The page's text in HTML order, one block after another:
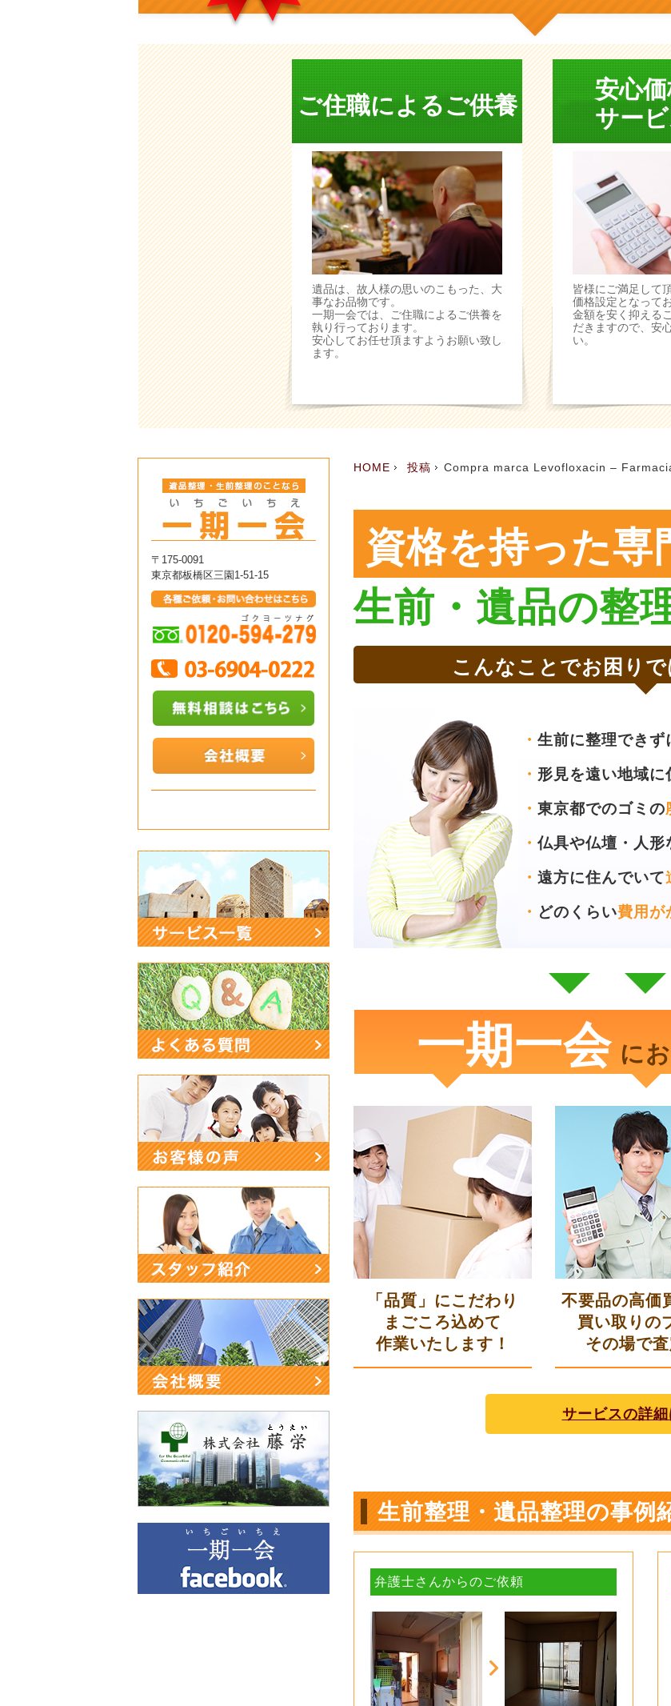
ご住職によるご供養
遺品は、故人様の思いのこもった、大
事なお品物です。
一期一会では、ご住職によるご供養を
執り行っております。
安心してお任せ頂ますようお願い致し
ます。
安心
サー
皆様にご満足して
価格設定となって
金額を安く抑える
だきますので、安
い。
〒175-0091
東京都板橋区三園1-51-15
HOME 投稿 Compra marca Levofloxacin –
資格を持った専
生前・遺品の整
こんなことでお困り
・ 生前に整理できず
・ 形見を遠い地域に
・ 東京都でのゴミの
・仏具や仏壇・人形
・ 遠方に住んでいて
・ どのくらい費用が
一期一会 に
「品質」にこだわり
まごころ込めて
作業いたします！
不要品の高価
買い取りの
その場で査
サービスの詳細
生前整理・遺品整理の事例
弁護士さんからのご依頼